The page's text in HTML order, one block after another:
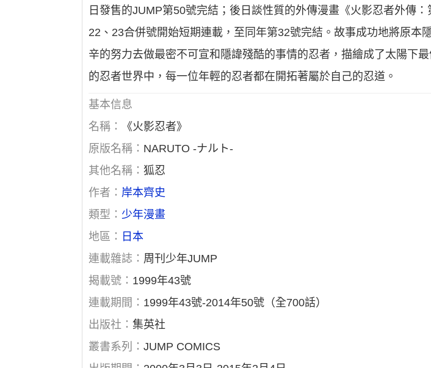
日發售的JUMP第50號完結；後日談性質的外傳漫畫《火影忍者外傳
22、23合併號開始短期連載，至同年第32號完結。故事成功地將原本
辛的努力去做最密不可宣和隱諱殘酷的事情的忍者，描繪成了太陽下
的忍者世界中，每一位年輕的忍者都在開拓著屬於自己的忍道。
基本信息
名稱：
《火影忍者》
原版名稱： NARUTO -ナルト-
其他名稱： 狐忍
作者： 岸本齊史
類型：少年漫畫
地區： 日本
連載雜誌： 周刊少年JUMP
揭載號： 1999年43號
連載期間： 1999年43號-2014年50號（全700話）
出版社：集英社
叢書系列：JUMP COMICS